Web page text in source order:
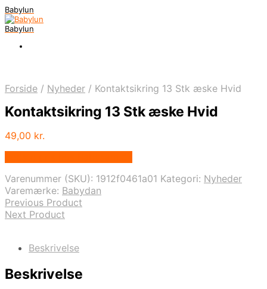
Babylun
Babylun
Forside / Nyheder / Kontaktsikring 13 Stk æske Hvid
Kontaktsikring 13 Stk æske Hvid
49,00 kr.
Varenummer (SKU): 1912f0461a01 Kategori: Nyheder
Varemærke: Babydan
Previous Product
Next Product
Beskrivelse
Beskrivelse